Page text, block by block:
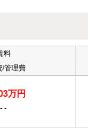
料
/管理費
万円
- -